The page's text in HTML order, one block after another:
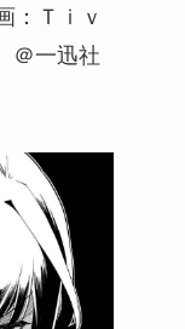
：Ｔｉｖ
＠一迅社